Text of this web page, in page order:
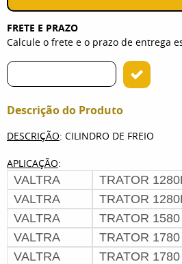
FRETE E PRAZO
Calcule o frete e o prazo de entrega
Descrição do Produto
DESCRIÇÃO: CILINDRO DE FREIO
APLICAÇÃO:
VALTRA TRATOR
VALTRA
TRATOR
VALTRA
TRATOR 1580
VALTRA
TRATOR 1780
VALTRA
TRATOR 1780